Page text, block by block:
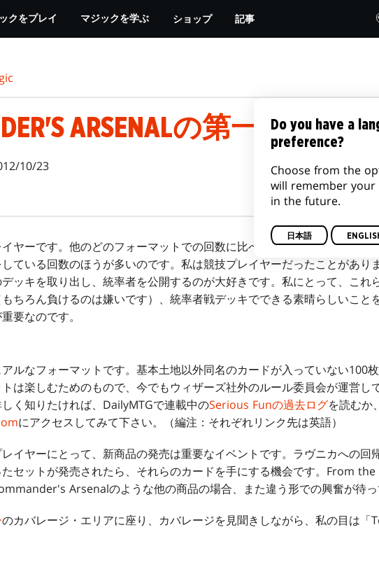
クをプレイ マジックを学ぶ ショップ 記事
ARSENALの第一報
10/23
ヤーです。他のどのフォーマットでの回数に比べても、この100枚デッキ
ている回数のほうが多いのです。私は競技プレイヤーだったことがあり
ッキを取り出し、統率者を公開するのが大好きです。私にとって、これ
ちろん負けるのは嫌いです）、統率者戦デッキでできる素晴らしいこと
要なのです。
ルなフォーマットです。基本土地以外同名のカードが入っていない100
は楽しむためのもので、今でもウィザーズ社外のルール委員会が運営し
く知りたければ、DailyMTGで連載中のSerious Funの過去ログを読むか、
にアクセスしてみて下さい。（編注：それぞれリンク先は英語）
イヤーにとって、新商品の発売は重要なイベントです。ラヴニカへの回
セットが発売されたら、それらのカードを手にする機会です。From
Arsenalのような他の商品の場合、また違う形での興奮が待っ
のカバレージ・エリアに座り、カバレージを見聞きしながら、私の目は「
Do you have a
preference?
Choose from the
will remember
in the future.
日本語